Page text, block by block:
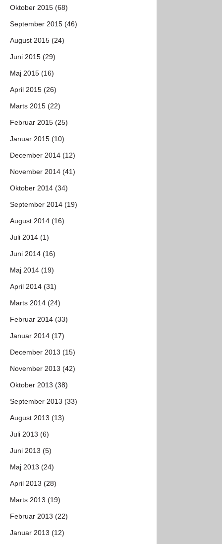
Oktober 2015 (68)
September 2015 (46)
August 2015 (24)
Juni 2015 (29)
Maj 2015 (16)
April 2015 (26)
Marts 2015 (22)
Februar 2015 (25)
Januar 2015 (10)
December 2014 (12)
November 2014 (41)
Oktober 2014 (34)
September 2014 (19)
August 2014 (16)
Juli 2014 (1)
Juni 2014 (16)
Maj 2014 (19)
April 2014 (31)
Marts 2014 (24)
Februar 2014 (33)
Januar 2014 (17)
December 2013 (15)
November 2013 (42)
Oktober 2013 (38)
September 2013 (33)
August 2013 (13)
Juli 2013 (6)
Juni 2013 (5)
Maj 2013 (24)
April 2013 (28)
Marts 2013 (19)
Februar 2013 (22)
Januar 2013 (12)